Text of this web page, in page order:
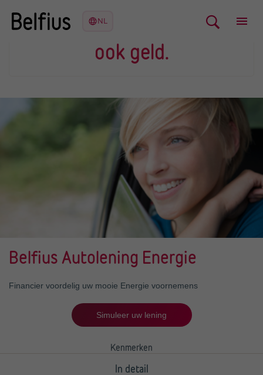
Let op, geld lenen kost
ook geld.
Belfius Autolening Energie
Financier voordelig uw mooie Energie voornemens
Simuleer uw lening
Kenmerken
In detail